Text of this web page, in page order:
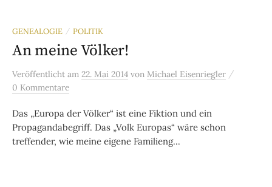
GENEALOGIE / POLITIK
An meine Völker!
Veröffentlicht am 22. Mai 2014 von Michael Eisenriegler /
0 Kommentare
Das „Europa der Völker“ ist eine Fiktion und ein
Propagandabegriff. Das „Volk Europas“ wäre schon
treffender, wie meine eigene Familieng...